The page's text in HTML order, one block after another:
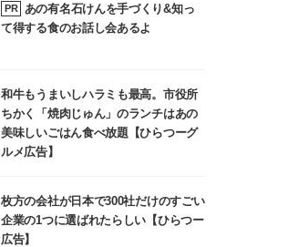
PR
あの有名石けんを手づくり&知っ
て得する食のお話し会あるよ
和牛もうまいしハラミも最高。市役所
ちかく「焼肉じゅん」のランチはあの
美味しいごはん食べ放題【ひらつーグ
ルメ広告】
枚方の会社が日本で300社だけのすごい
企業の1つに選ばれたらしい【ひらつー
広告】